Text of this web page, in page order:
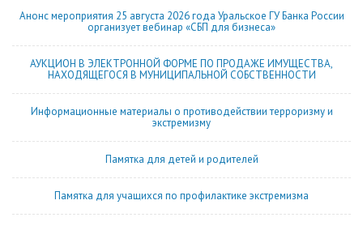
Анонс мероприятия 25 августа 2026 года Уральское ГУ Банка России
организует вебинар «СБП для бизнеса»
АУКЦИОН В ЭЛЕКТРОННОЙ ФОРМЕ ПО ПРОДАЖЕ ИМУЩЕСТВА,
НАХОДЯЩЕГОСЯ В МУНИЦИПАЛЬНОЙ СОБСТВЕННОСТИ
Информационные материалы о противодействии терроризму и
экстремизму
Памятка для детей и родителей
Памятка для учащихся по профилактике экстремизма